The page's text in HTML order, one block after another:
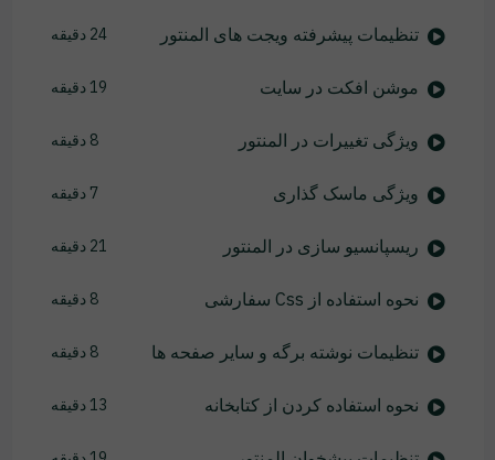
تنظیمات پیشرفته ویجت های المنتور 24 دقیقه
موشن افکت در سایت 19 دقیقه
ویژگی تغییرات در المنتور 8 دقیقه
ویژگی ماسک گذاری 7 دقیقه
ریسپانسیو سازی در المنتور 21 دقیقه
نحوه استفاده از Css سفارشی 8 دقیقه
تنظیمات نوشته برگه و سایر صفحه ها 8 دقیقه
نحوه استفاده کردن از کتابخانه 13 دقیقه